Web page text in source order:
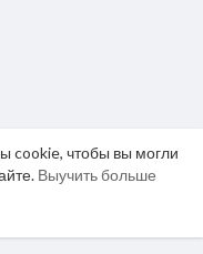
cookie, чтобы вы могли
Выучить больше